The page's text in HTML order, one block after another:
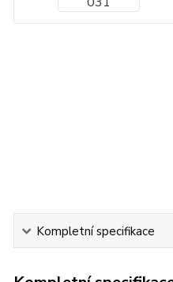
Kompletní specifikace